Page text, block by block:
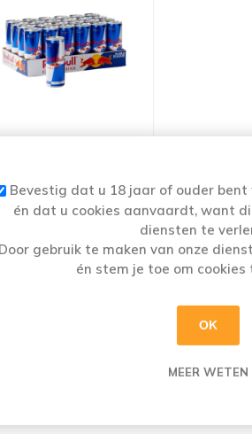
€33,55
Bevestig dat u 18 jaar of ouder bent
én dat u cookies aanvaardt, want
diensten te
Door gebruik te maken van onze
én stem je toe om cookies
OK
MEER WETEN